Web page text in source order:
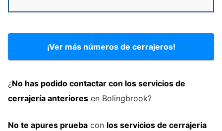
¡Ver más números de cerrajeros!
¿No has podido contactar con los servicios de
cerrajería anteriores en Bolingbrook?
No te apures prueba con los servicios de cerrajeria